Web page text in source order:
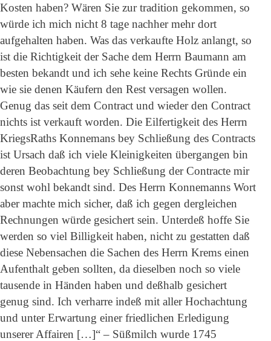
Kosten haben? Wären Sie zur tradition gekommen, so
würde ich mich nicht 8 tage nachher mehr dort
aufgehalten haben. Was das verkaufte Holz anlangt, so
ist die Richtigkeit der Sache dem Herrn Baumann am
besten bekandt und ich sehe keine Rechts Gründe ein
wie sie denen Käufern den Rest versagen wollen.
Genug das seit dem Contract und wieder den Contract
nichts ist verkauft worden. Die Eilfertigkeit des Herrn
KriegsRaths Konnemans bey Schließung des Contracts
ist Ursach daß ich viele Kleinigkeiten übergangen bin
deren Beobachtung bey Schließung der Contracte mir
sonst wohl bekandt sind. Des Herrn Konnemanns Wort
aber machte mich sicher, daß ich gegen dergleichen
Rechnungen würde gesichert sein. Unterdeß hoffe Sie
werden so viel Billigkeit haben, nicht zu gestatten daß
diese Nebensachen die Sachen des Herrn Krems einen
Aufenthalt geben sollten, da dieselben noch so viele
tausende in Händen haben und deßhalb gesichert
genug sind. Ich verharre indeß mit aller Hochachtung
und unter Erwartung einer friedlichen Erledigung
unserer Affairen […]“ – Süßmilch wurde 1745